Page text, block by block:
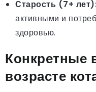
Старость (7+
активными и
здоровью.
Конкретные
возрасте